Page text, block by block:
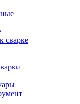
сварке